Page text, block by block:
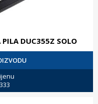
DUC355Z SOLO